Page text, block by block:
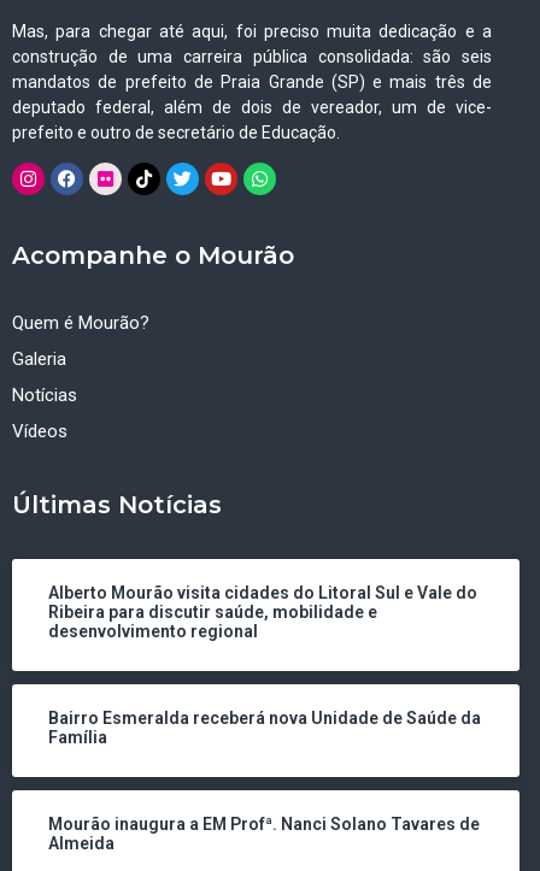
Mas, para chegar até aqui, foi preciso muita dedicação e a
construção de uma carreira pública consolidada: são seis
mandatos de prefeito de Praia Grande (SP) e mais três de
deputado federal, além de dois de vereador, um de vice-
prefeito e outro de secretário de Educação.
Acompanhe o Mourão
Quem é Mourão?
Galeria
Notícias
Vídeos
Últimas Notícias
Alberto Mourão visita cidades do Litoral Sul e Vale do
Ribeira para discutir saúde, mobilidade e
desenvolvimento regional
Bairro Esmeralda receberá nova Unidade de Saúde da
Família
Mourão inaugura a EM Profª. Nanci Solano Tavares de
Almeida